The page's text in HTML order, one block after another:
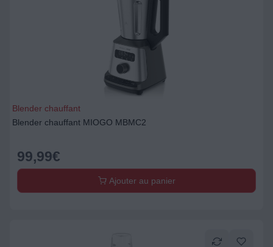
Blender chauffant
Blender chauffant MIOGO MBMC2
99,99€
Ajouter au panier